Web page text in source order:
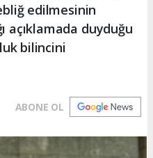
edilmesinin
açıklamada duyduğu
bilincini
ABONE OL